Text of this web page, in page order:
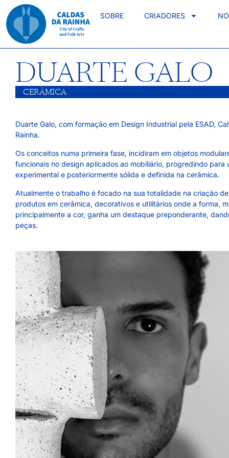
SOBRE CRIADORES
DUARTE GALO
CERÂMICA
Duarte Galo, com formação em Design Industrial pela ESAD,
Rainha.
Os conceitos numa primeira fase, incidiram em objetos
funcionais no design aplicados ao mobiliário, progredindo para
experimental e posteriormente sólida e definida na cerâmica.
Atualmente o trabalho é focado na sua totalidade na criação de
produtos em cerâmica, decorativos e utilitários onde a forma,
principalmente a cor, ganha um destaque preponderante,
peças.